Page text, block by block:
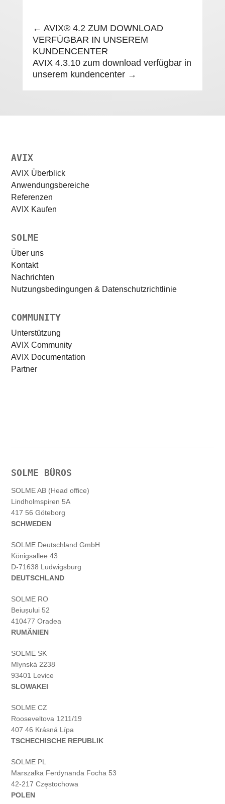
← AVIX® 4.2 ZUM DOWNLOAD
VERFÜGBAR IN UNSEREM
KUNDENCENTER
AVIX 4.3.10 zum download verfügbar in
unserem kundencenter→
AVIX
AVIX Überblick
Anwendungsbereiche
Referenzen
AVIX Kaufen
SOLME
Über uns
Kontakt
Nachrichten
Nutzungsbedingungen & Datenschutzrichtlinie
COMMUNITY
Unterstützung
AVIX Community
AVIX Documentation
Partner
SOLME BÜROS
SOLME AB (Head office)
Lindholmspiren 5A
417 56 Göteborg
SCHWEDEN
SOLME Deutschland GmbH
Königsallee 43
D-71638 Ludwigsburg
DEUTSCHLAND
SOLME RO
Beiușului 52
410477 Oradea
RUMÄNIEN
SOLME SK
Mlynská 2238
93401 Levice
SLOWAKEI
SOLME CZ
Rooseveltova 1211/19
407 46 Krásná Lípa
TSCHECHISCHE REPUBLIK
SOLME PL
Marszałka Ferdynanda Focha 53
42-217 Częstochowa
POLEN